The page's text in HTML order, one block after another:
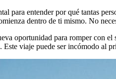
para entender por qué tantas
dentro de ti mismo. No
oportunidad para romper con
Este viaje puede ser incómodo al